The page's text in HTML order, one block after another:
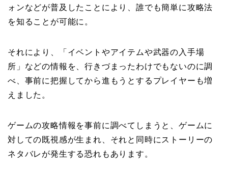
ォンなどが普及したことにより、誰でも簡単に攻略法
を知ることが可能に。
それにより、「イベントやアイテムや武器の入手場
所」などの情報を、行きづまったわけでもないのに調
べ、事前に把握してから進もうとするプレイヤーも増
えました。
ゲームの攻略情報を事前に調べてしまうと、ゲームに
対しての既視感が生まれ、それと同時にストーリーの
ネタバレが発生する恐れもあります。